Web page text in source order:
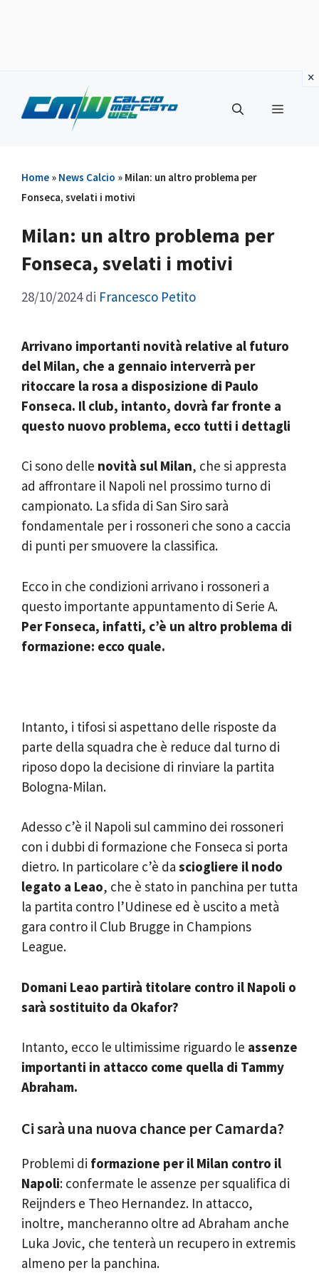
contenuto
Menu
Home » News Calcio » Milan: un altro problema per
Fonseca, svelati i motivi
Milan: un altro problema per
Fonseca, svelati i motivi
28/10/2024 di Francesco Petito
Arrivano importanti novità relative al futuro
del Milan, che a gennaio interverrà per
ritoccare la rosa a disposizione di Paulo
Fonseca. Il club, intanto, dovrà far fronte a
questo nuovo problema, ecco tutti i dettagli
Ci sono delle novità sul Milan, che si appresta
ad affrontare il Napoli nel prossimo turno di
campionato. La sfida di San Siro sarà
fondamentale per i rossoneri che sono a caccia
di punti per smuovere la classifica.
Ecco in che condizioni arrivano i rossoneri a
questo importante appuntamento di Serie A.
Per Fonseca, infatti, c’è un altro problema di
formazione: ecco quale.
Intanto, i tifosi si aspettano delle risposte da
parte della squadra che è reduce dal turno di
riposo dopo la decisione di rinviare la partita
Bologna-Milan.
Adesso c’è il Napoli sul cammino dei rossoneri
con i dubbi di formazione che Fonseca si porta
dietro. In particolare c’è da sciogliere il nodo
legato a Leao, che è stato in panchina per tutta
la partita contro l’Udinese ed è uscito a metà
gara contro il Club Brugge in Champions
League.
Domani Leao partirà titolare contro il Napoli o
sarà sostituito da Okafor?
Intanto, ecco le ultimissime riguardo le assenze
importanti in attacco come quella di Tammy
Abraham.
Ci sarà una nuova chance per Camarda?
Problemi di formazione per il Milan contro il
Napoli: confermate le assenze per squalifica di
Reijnders e Theo Hernandez. In attacco,
inoltre, mancheranno oltre ad Abraham anche
Luka Jovic, che tenterà un recupero in extremis
almeno per la panchina.